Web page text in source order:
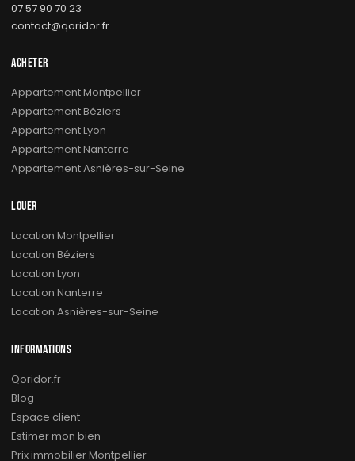
07 57 90 70 23
contact@qoridor.fr
ACHETER
Appartement Montpellier
Appartement Béziers
Appartement Lyon
Appartement Nanterre
Appartement Asnières-sur-Seine
LOUER
Location Montpellier
Location Béziers
Location Lyon
Location Nanterre
Location Asnières-sur-Seine
INFORMATIONS
Qoridor.fr
Blog
Espace client
Estimer mon bien
Prix immobilier Montpellier